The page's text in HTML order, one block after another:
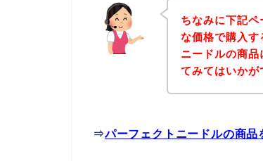
ちなみに下記
な価格で購入す
ニードルの商
てみてはいかが
⇒パーフェクトニードルの商品